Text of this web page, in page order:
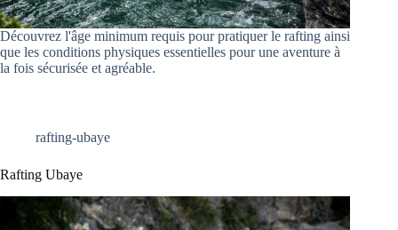
Découvrez l'âge minimum requis pour pratiquer le rafting ainsi
que les conditions physiques essentielles pour une aventure à
la fois sécurisée et agréable.
rafting-ubaye
Rafting Ubaye